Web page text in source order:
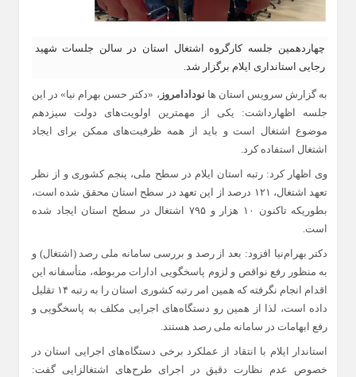
چهاردهمین جلسه کارگروه اشتغال استان در سالن جلسات شهید
رجایی استانداری ایلام برگزار شد.
به گزارش سرویس استان ها نودادامروز ، «دکتر حسن بهرام نیا» در این
جلسه اظهارداشت: یکی از مهمترین اولویت‌های دولت سیزدهم
موضوع اشتغال است و باید از همه ظرفیت‌های ممکن برای ایجاد
اشتغال استفاده کرد.
وی اظهار کرد: رتبه استان ایلام در سطح ملی، پنجم کشوری و از نظر
تعهد اشتغال، ۱۲۱ درصد از این تعهد در سطح استان محقق شده است،
بطوریکه تاکنون ۱۰ هزار و ۷۹۵ اشتغال در سطح استان ایجاد شده
است.
دکتر بهرام‌نیا افزود: بعد از رصد و بررسی سامانه ملی رصد (اشتغال) و
به منظور رفع نواقص و لزوم پاسخگویی ادارات مربوطه، متأسفانه این
اقدام انجام نگرفته که همین امر رتبه کشوری استان را به رتبه ۱۴ تقلیل
داده است، لذا از همین رو دستگاه‌های اجرایی مکلف به پاسخگویی و
رفع ابهامات در سامانه ملی رصد هستند.
استاندار ایلام با انتقاد از عملکرد برخی دستگاه‌های اجرایی استان در
خصوص عدم نظارت دقیق در اجرای طرح‌های اشتغالزایی گفت: